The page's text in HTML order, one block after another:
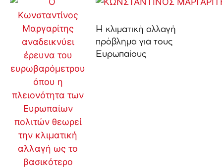
Η κλιματική αλλαγή
πρόβλημα για τους
Ευρωπαίους